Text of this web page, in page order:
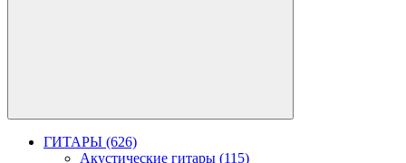
ГИТАРЫ (626)
Акустические гитары (115)